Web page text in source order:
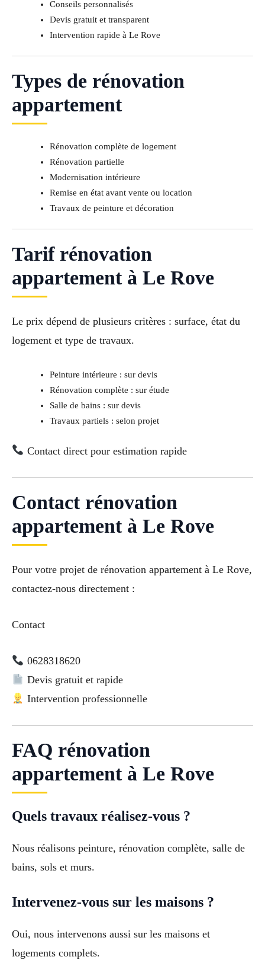
Conseils personnalisés
Devis gratuit et transparent
Intervention rapide à Le Rove
Types de rénovation
appartement
Rénovation complète de logement
Rénovation partielle
Modernisation intérieure
Remise en état avant vente ou location
Travaux de peinture et décoration
Tarif rénovation
appartement à Le Rove
Le prix dépend de plusieurs critères : surface, état du
logement et type de travaux.
Peinture intérieure : sur devis
Rénovation complète : sur étude
Salle de bains : sur devis
Travaux partiels : selon projet
Contact direct pour estimation rapide
Contact rénovation
appartement à Le Rove
Pour votre projet de rénovation appartement à Le Rove,
contactez-nous directement :
Contact
0628318620
Devis gratuit et rapide
Intervention professionnelle
FAQ rénovation
appartement à Le Rove
Quels travaux réalisez-vous ?
Nous réalisons peinture, rénovation complète, salle de
bains, sols et murs.
Intervenez-vous sur les maisons ?
Oui, nous intervenons aussi sur les maisons et
logements complets.